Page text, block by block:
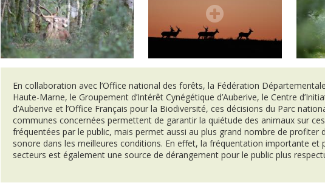
En collaboration avec l’Office national des forêts, la Fédération
Haute-Marne, le Groupement d’Intérêt Cynégétique d’Auberive, le Centre
d’Auberive et l’Office Français pour la Biodiversité, ces décisions du Parc
communes concernées permettent de garantir la quiétude des animaux sur
fréquentées par le public, mais permet aussi au plus grand nombre de profiter
sonore dans les meilleures conditions. En effet, la fréquentation importante et
secteurs est également une source de dérangement pour le public plus